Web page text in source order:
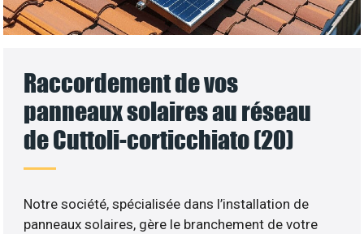
Raccordement de vos
panneaux solaires au réseau
de Cuttoli-corticchiato (20)
Notre société, spécialisée dans l’installation de
panneaux solaires, gère le branchement de votre